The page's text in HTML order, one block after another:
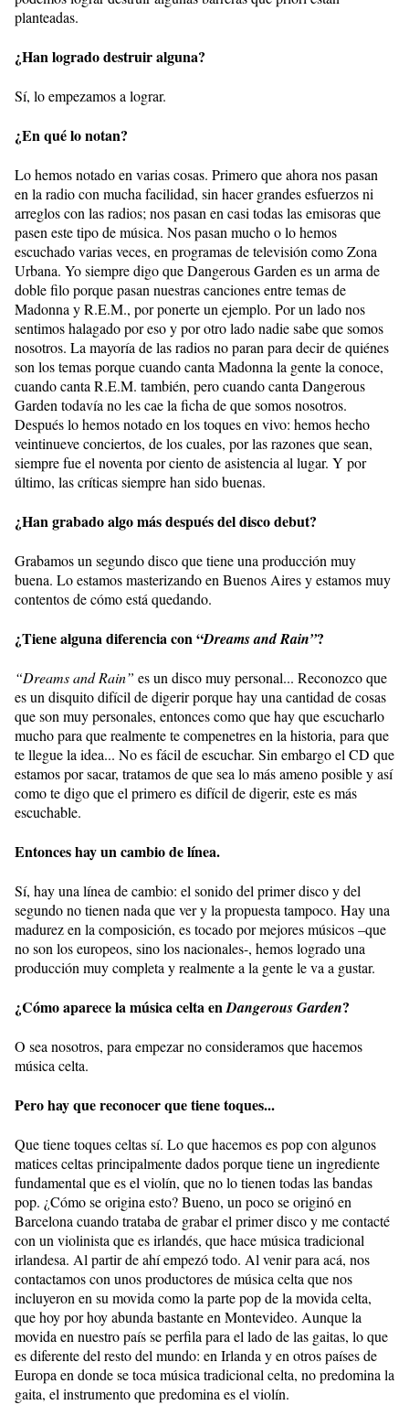
planteadas.
¿Han logrado destruir alguna?
Sí, lo empezamos a lograr.
¿En qué lo notan?
Lo hemos notado en varias cosas. Primero que ahora nos pasan
en la radio con mucha facilidad, sin hacer grandes esfuerzos ni
arreglos con las radios; nos pasan en casi todas las emisoras que
pasen este tipo de música. Nos pasan mucho o lo hemos
escuchado varias veces, en programas de televisión como Zona
Urbana. Yo siempre digo que Dangerous Garden es un arma de
doble filo porque pasan nuestras canciones entre temas de
Madonna y R.E.M., por ponerte un ejemplo. Por un lado nos
sentimos halagado por eso y por otro lado nadie sabe que somos
nosotros. La mayoría de las radios no paran para decir de quiénes
son los temas porque cuando canta Madonna la gente la conoce,
cuando canta R.E.M. también, pero cuando canta Dangerous
Garden todavía no les cae la ficha de que somos nosotros.
Después lo hemos notado en los toques en vivo: hemos hecho
veintinueve conciertos, de los cuales, por las razones que sean,
siempre fue el noventa por ciento de asistencia al lugar. Y por
último, las críticas siempre han sido buenas.
¿Han grabado algo más después del disco debut?
Grabamos un segundo disco que tiene una producción muy
buena. Lo estamos masterizando en Buenos Aires y estamos muy
contentos de cómo está quedando.
¿Tiene alguna diferencia con “Dreams and Rain”?
“Dreams and Rain” es un disco muy personal... Reconozco que
es un disquito difícil de digerir porque hay una cantidad de cosas
que son muy personales, entonces como que hay que escucharlo
mucho para que realmente te compenetres en la historia, para que
te llegue la idea... No es fácil de escuchar. Sin embargo el CD que
estamos por sacar, tratamos de que sea lo más ameno posible y así
como te digo que el primero es difícil de digerir, este es más
escuchable.
Entonces hay un cambio de línea.
Sí, hay una línea de cambio: el sonido del primer disco y del
segundo no tienen nada que ver y la propuesta tampoco. Hay una
madurez en la composición, es tocado por mejores músicos –que
no son los europeos, sino los nacionales-, hemos logrado una
producción muy completa y realmente a la gente le va a gustar.
¿Cómo aparece la música celta enDangerous Garden?
O sea nosotros, para empezar no consideramos que hacemos
música celta.
Pero hay que reconocer que tiene toques...
Que tiene toques celtas sí. Lo que hacemos es pop con algunos
matices celtas principalmente dados porque tiene un ingrediente
fundamental que es el violín, que no lo tienen todas las bandas
pop. ¿Cómo se origina esto? Bueno, un poco se originó en
Barcelona cuando trataba de grabar el primer disco y me contacté
con un violinista que es irlandés, que hace música tradicional
irlandesa. Al partir de ahí empezó todo. Al venir para acá, nos
contactamos con unos productores de música celta que nos
incluyeron en su movida como la parte pop de la movida celta,
que hoy por hoy abunda bastante en Montevideo. Aunque la
movida en nuestro país se perfila para el lado de las gaitas, lo que
es diferente del resto del mundo: en Irlanda y en otros países de
Europa en donde se toca música tradicional celta, no predomina la
gaita, el instrumento que predomina es el violín.